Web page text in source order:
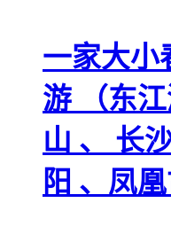
一家大小
游 （东
山 、 长
阳 、凤凰